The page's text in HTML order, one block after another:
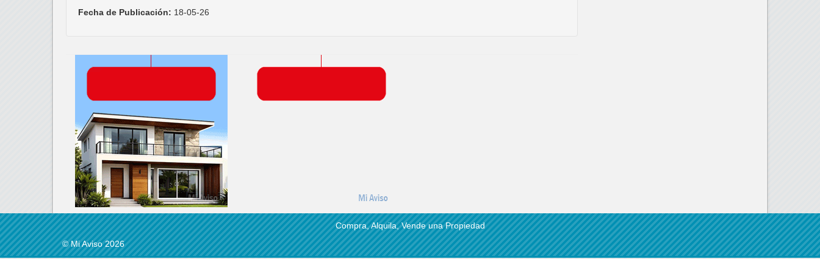
Fecha de Publicación: 18-05-26
Compra, Alquila, Vende una Propiedad
© Mi Aviso 2026